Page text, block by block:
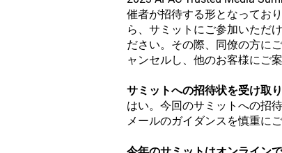
催者が招待する形となってお
ら、サミットにご参加いただ
ださい。その際、同僚の方に
ャンセルし、他のお客様にご
サミットへの招待状を受け取
はい。今回のサミットへの招
メールのガイダンスを慎重に